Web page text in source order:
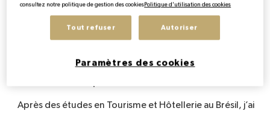
Publicado: 18/04/2016|Actualizado:16/04/2024
Alumni
Après des études en Tourisme et Hôtellerie au Brésil, j’ai
consultez notre politique de gestion des cookies Politique d'utilisation des cookies
Tout refuser Autoriser
Paramètres des cookies